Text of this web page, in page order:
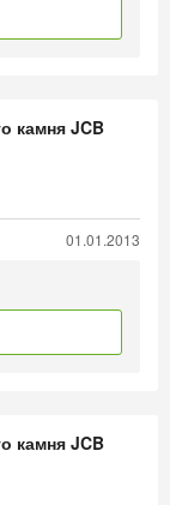
камня JCB
01.01.2013
камня JCB